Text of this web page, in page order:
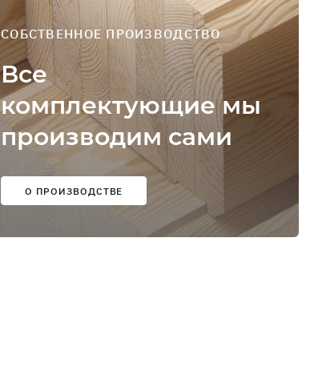
СОБСТВЕННОЕ ПРОИЗВОДСТВО
Все
комплектующие мы
производим сами
О ПРОИЗВОДСТВЕ